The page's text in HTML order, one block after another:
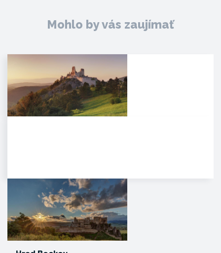
Mohlo by vás zaujímať